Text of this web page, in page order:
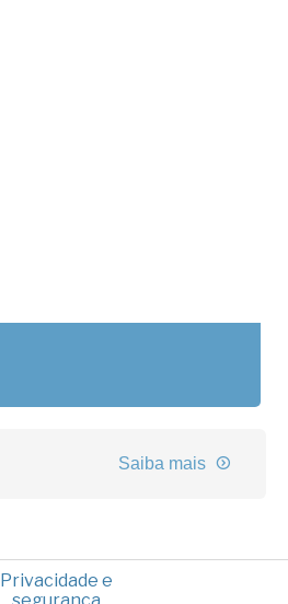
Saiba mais
Privacidade e